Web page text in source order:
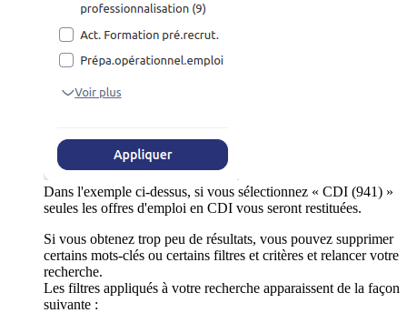
Dans l'exemple ci-dessus, si vous sélectionnez « CDI (941) »
seules les offres d'emploi en CDI vous seront restituées.
Si vous obtenez trop peu de résultats, vous pouvez supprimer
certains mots-clés ou certains filtres et critères et relancer votre
recherche.
Les filtres appliqués à votre recherche apparaissent de la façon
suivante :